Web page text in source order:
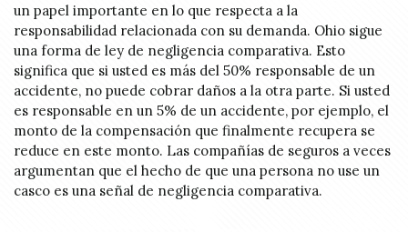
un papel importante en lo que respecta a la
responsabilidad relacionada con su demanda. Ohio sigue
una forma de ley de negligencia comparativa. Esto
significa que si usted es más del 50% responsable de un
accidente, no puede cobrar daños a la otra parte. Si usted
es responsable en un 5% de un accidente, por ejemplo, el
monto de la compensación que finalmente recupera se
reduce en este monto. Las compañías de seguros a veces
argumentan que el hecho de que una persona no use un
casco es una señal de negligencia comparativa.